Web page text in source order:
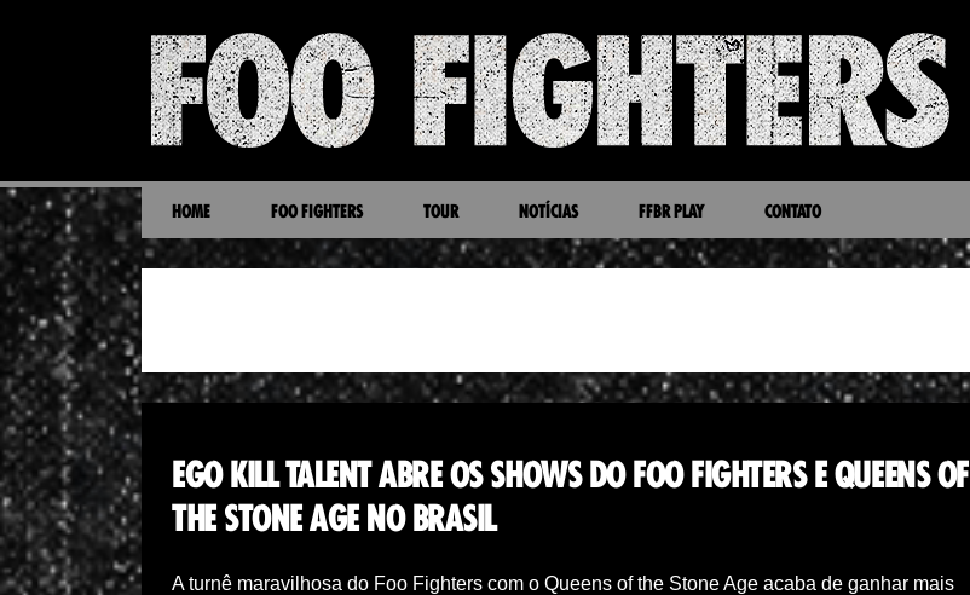
HOME FOO FIGHTERS TOUR NOTÍCIAS FFBR PLAY CONTATO
EGO KILL TALENT ABRE OS SHOWS DO FOO FIGHTERS E QUEENS OF
THE STONE AGE NO BRASIL
A turnê maravilhosa do Foo Fighters com o Queens of the Stone Age acaba de ganhar mais